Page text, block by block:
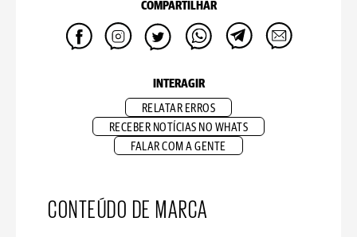
COMPARTILHAR
INTERAGIR
RELATAR ERROS
RECEBER NOTÍCIAS NO WHATS
FALAR COM A GENTE
CONTEÚDO DE MARCA